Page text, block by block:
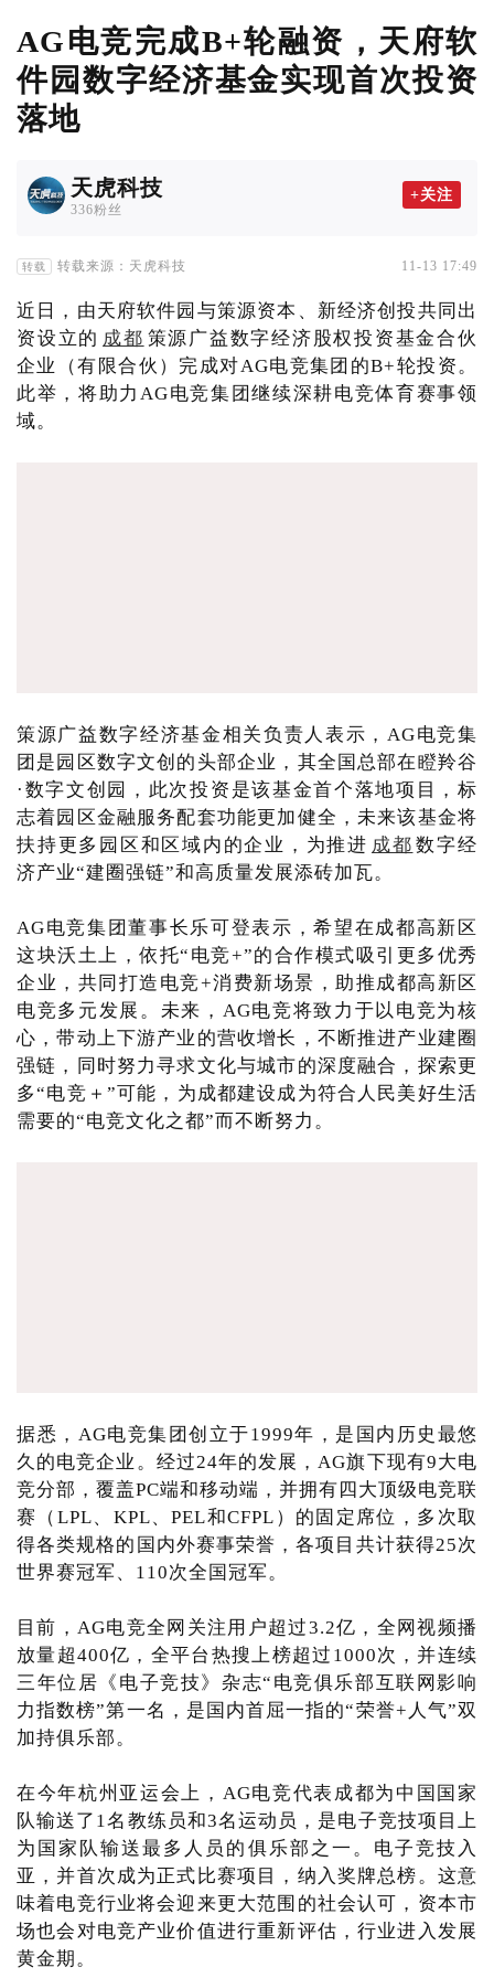
AG电竞完成B+轮融资，天府软
件园数字经济基金实现首次投资
落地
天虎科技
336粉丝
+关注
转载 转载来源：天虎科技 11-13 17:49
近日，由天府软件园与策源资本、新经济创投共同出
资设立的 成都 策源广益数字经济股权投资基金合伙
企业（有限合伙）完成对AG电竞集团的B+轮投资。
此举，将助力AG电竞集团继续深耕电竞体育赛事领
域。
策源广益数字经济基金相关负责人表示，AG电竞集
团是园区数字文创的头部企业，其全国总部在瞪羚谷
·数字文创园，此次投资是该基金首个落地项目，标
志着园区金融服务配套功能更加健全，未来该基金将
扶持更多园区和区域内的企业，为推进 成都 数字经
济产业“建圈强链”和高质量发展添砖加瓦。
AG电竞集团董事长乐可登表示，希望在成都高新区
这块沃土上，依托“电竞+”的合作模式吸引更多优秀
企业，共同打造电竞+消费新场景，助推成都高新区
电竞多元发展。未来，AG电竞将致力于以电竞为核
心，带动上下游产业的营收增长，不断推进产业建圈
强链，同时努力寻求文化与城市的深度融合，探索更
多“电竞＋”可能，为成都建设成为符合人民美好生活
需要的“电竞文化之都”而不断努力。
据悉，AG电竞集团创立于1999年，是国内历史最悠
久的电竞企业。经过24年的发展，AG旗下现有9大电
竞分部，覆盖PC端和移动端，并拥有四大顶级电竞联
赛（LPL、KPL、PEL和CFPL）的固定席位，多次取
得各类规格的国内外赛事荣誉，各项目共计获得25次
世界赛冠军、110次全国冠军。
目前，AG电竞全网关注用户超过3.2亿，全网视频播
放量超400亿，全平台热搜上榜超过1000次，并连续
三年位居《电子竞技》杂志“电竞俱乐部互联网影响
力指数榜”第一名，是国内首屈一指的“荣誉+人气”双
加持俱乐部。
在今年杭州亚运会上，AG电竞代表成都为中国国家
队输送了1名教练员和3名运动员，是电子竞技项目上
为国家队输送最多人员的俱乐部之一。电子竞技入
亚，并首次成为正式比赛项目，纳入奖牌总榜。这意
味着电竞行业将会迎来更大范围的社会认可，资本市
场也会对电竞产业价值进行重新评估，行业进入发展
黄金期。